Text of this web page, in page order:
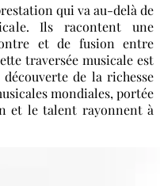
qui va au-delà de
Ils racontent une
et de fusion entre
traversée musicale est
de la richesse
mondiales, portée
et le talent rayonnent à